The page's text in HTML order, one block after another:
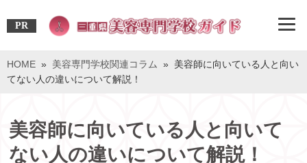
PR
HOME » 美容専門学校関連コラム
» 美容師に向いている人と向い
てない人の違いについて解説！
美容師に向いている人と向いて
ない人の違いについて解説！